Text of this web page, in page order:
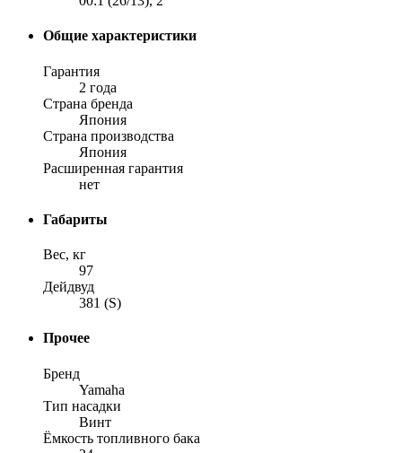
Общие характеристики
Гарантия
2 года
Страна бренда
Япония
Страна производства
Япония
Расширенная гарантия
нет
Габариты
Вес, кг
97
Дейдвуд
381 (S)
Прочее
Бренд
Yamaha
Тип насадки
Винт
Ёмкость топливного бака